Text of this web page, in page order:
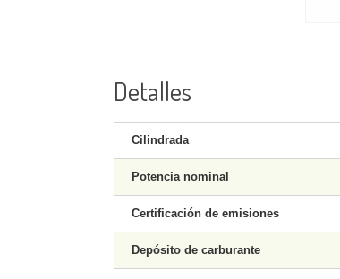
Detalles
Cilindrada
Potencia nominal
Certificación de emisiones
Depósito de carburante